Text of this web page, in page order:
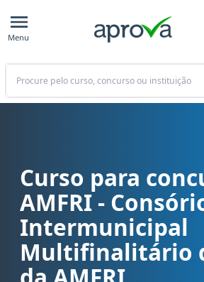
Menu
Buscar
Curso para concurso CIM - AMFRI -
Curso para
AMFRI -
Intermunicipal
Multifinalitário